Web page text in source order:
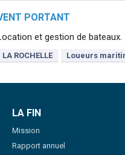
PORTANT
et gestion de bateaux.
LA ROCHELLE Loueurs
LA FIN
Mission
Rapport annuel